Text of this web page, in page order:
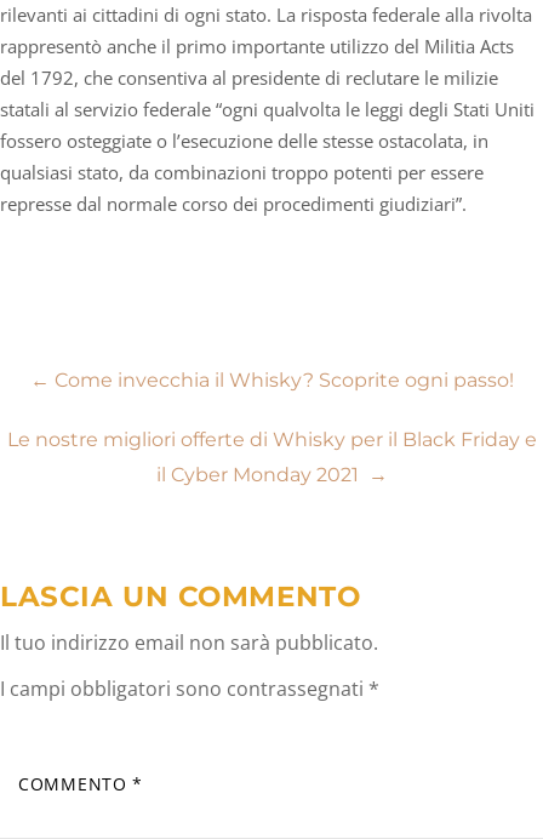
rilevanti ai cittadini di ogni stato. La risposta federale alla rivolta
rappresentò anche il primo importante utilizzo del Militia Acts
del 1792, che consentiva al presidente di reclutare le milizie
statali al servizio federale “ogni qualvolta le leggi degli Stati Uniti
fossero osteggiate o l’esecuzione delle stesse ostacolata, in
qualsiasi stato, da combinazioni troppo potenti per essere
represse dal normale corso dei procedimenti giudiziari”.
Navigazione
articoli
← Come invecchia il Whisky? Scoprite ogni passo!
Le nostre migliori offerte di Whisky per il Black Friday e
il Cyber Monday 2021
→
LASCIA UN COMMENTO
Il tuo indirizzo email non sarà pubblicato.
I campi obbligatori sono contrassegnati *
COMMENTO*